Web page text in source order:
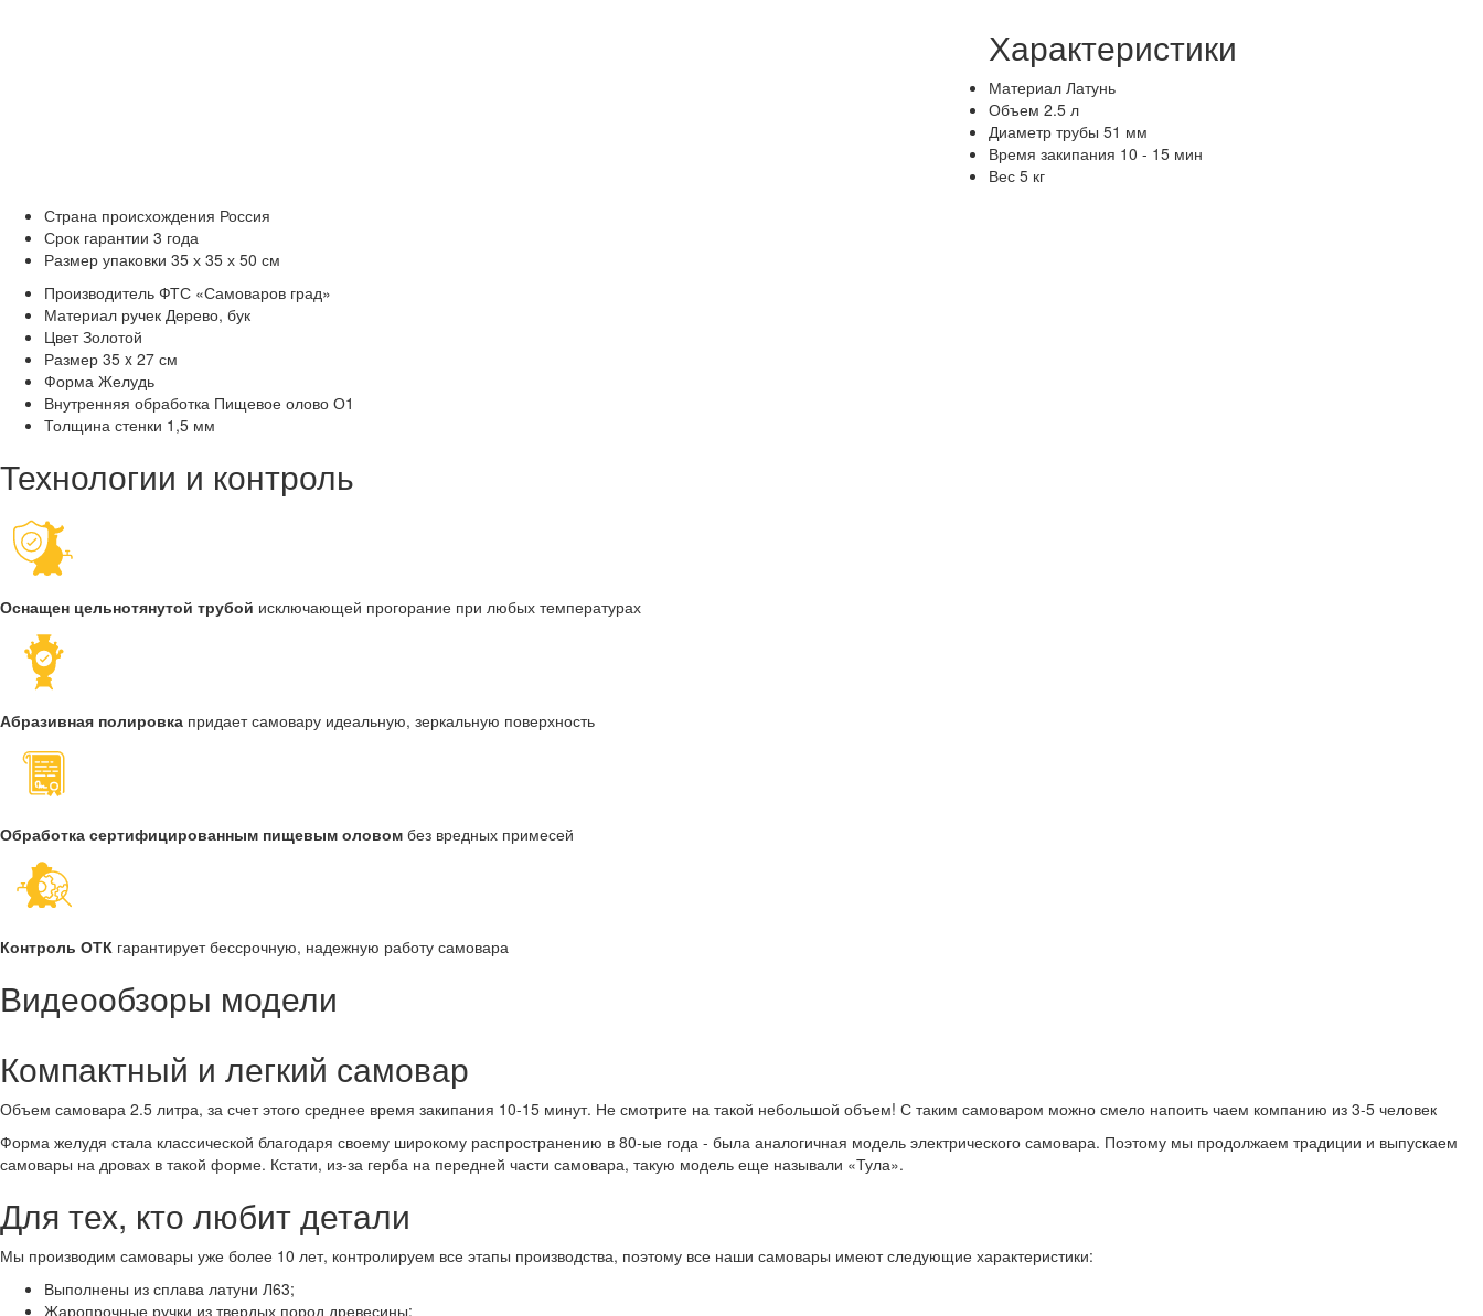
Характеристики
Материал Латунь
Объем 2.5 л
Диаметр трубы 51 мм
Время закипания 10 - 15 мин
Вес 5 кг
Страна происхождения Россия
Срок гарантии 3 года
Размер упаковки 35 х 35 х 50 см
Производитель ФТС «Самоваров град»
Материал ручек Дерево, бук
Цвет Золотой
Размер 35 x 27 см
Форма Желудь
Внутренняя обработка Пищевое олово О1
Толщина стенки 1,5 мм
Технологии и контроль
Оснащен цельнотянутой трубой исключающей прогорание при любых температурах
Абразивная полировка придает самовару идеальную, зеркальную поверхность
Обработка сертифицированным пищевым оловом без вредных примесей
Контроль ОТК гарантирует бессрочную, надежную работу самовара
Видеообзоры модели
Компактный и легкий самовар
Объем самовара 2.5 литра, за счет этого среднее время закипания 10-15 минут. Не смотрите на такой небольшой объем! С таким самоваром можно смело напоить чаем компанию из 3-5 человек
Форма желудя стала классической благодаря своему широкому распространению в 80-ые года - была аналогичная модель электрического самовара. Поэтому мы продолжаем традиции и выпускаем
самовары на дровах в такой форме. Кстати, из-за герба на передней части самовара, такую модель еще называли «Тула».
Для тех, кто любит детали
Мы производим самовары уже более 10 лет, контролируем все этапы производства, поэтому все наши самовары имеют следующие характеристики:
Выполнены из сплава латуни Л63;
Жаропрочные ручки из твердых пород древесины;